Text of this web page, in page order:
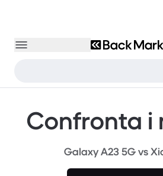
Confronta i
Galaxy A23 5G vs